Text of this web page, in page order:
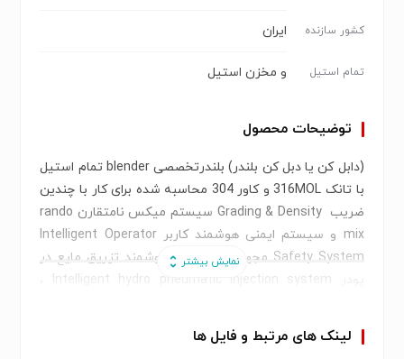
کشور سازنده ایران
تمام استیل و مخزن استیل
توضیحات محصول
(دابل کن یا دبل کن بلندر) بلندرتخصصی blender تمام استیل
با تانک 316MOL و کاور 304 محاسبه شده برای کار با چندین
ضریب Grading & Density سیستم میکس نامتقارن rando
mix و سیستم ایمنی هوشمند کاربر Intelligent Operator
Safety System مجهز به سیستم هوشمند تزریق مایع در
لینک های مرتبط و فایل ها